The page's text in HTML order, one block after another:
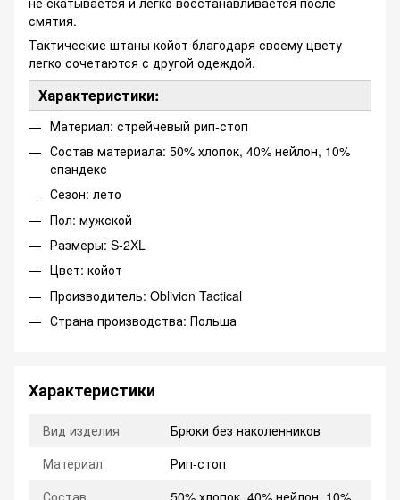
смятия.
Тактические штаны койот благодаря своему цвету
легко сочетаются с другой одеждой.
Характеристики:
Материал: стрейчевый рип-стоп
Состав материала: 50% хлопок, 40% нейлон, 10%
спандекс
Сезон: лето
Пол: мужской
Размеры: S-2XL
Цвет: койот
Производитель: Oblivion Tactical
Страна производства: Польша
Характеристики
Вид изделия
Брюки без наколенников
Материал
Рип-стоп
Состав
50% хлопок, 40% нейлон, 10%